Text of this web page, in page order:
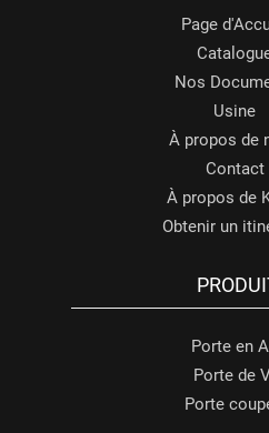
Page
Nos
Usine
À propos de
Contact
À propos de
Obtenir un
Porte en
Porte de
Porte